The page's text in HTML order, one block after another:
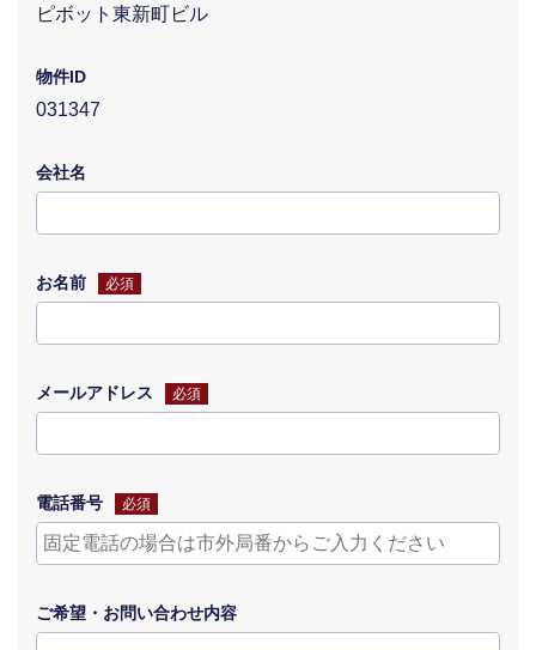
ピボット東新町ビル
物件ID
031347
会社名
お名前 必須
メールアドレス 必須
電話番号 必須
ご希望・ お問い合わせ内容